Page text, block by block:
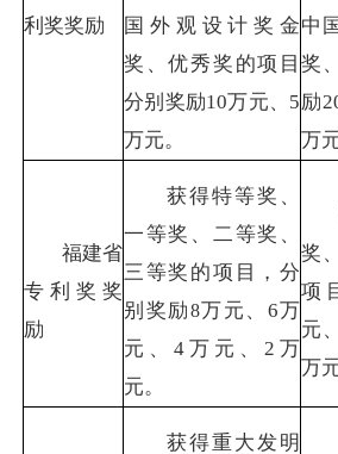
利奖奖励
国外观设计奖金
奖、优秀奖的项目
分别奖励10万元、 5
万元。
中
奖
励
万元
福建省
专利奖奖
励
获得特等奖、
一等奖、二等奖、
三等奖的项目，分
别奖励8万元、 6万
元、 4 万元、 2 万
元。
奖
项
元
万元
获得重大发明